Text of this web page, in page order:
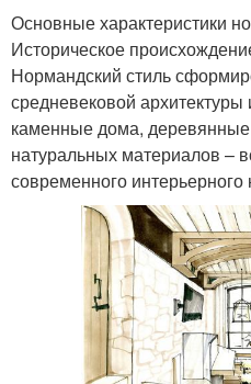
Основные характеристики
Историческое
Нормандский стиль
средневековой
каменные дома,
натуральных материалов –
современного